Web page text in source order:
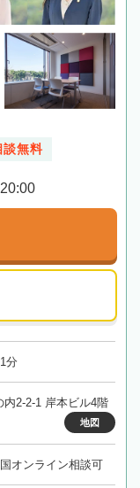
談無料
分
2-2-1 岸本ビル4階
地図
オンライン相談可